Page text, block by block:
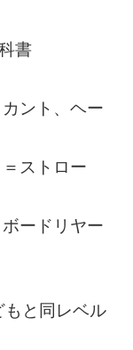
書
ント、ヘー
ストロー
ードリヤー
もと同レベル